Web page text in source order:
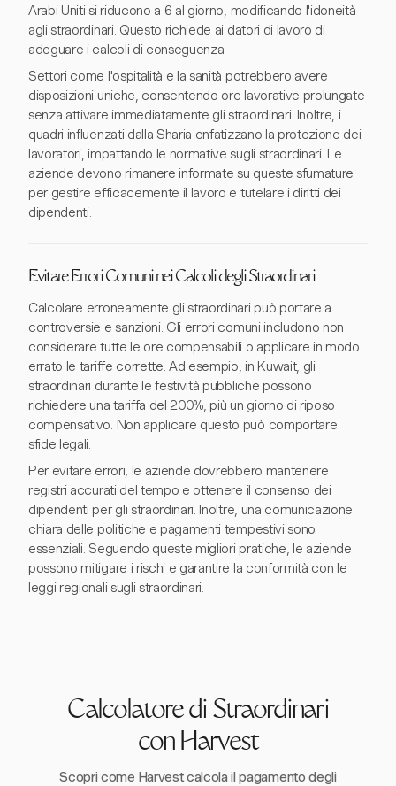
Arabi Uniti si riducono a 6 al giorno, modificando l'idoneità
agli straordinari. Questo richiede ai datori di lavoro di
adeguare i calcoli di conseguenza.
Settori come l'ospitalità e la sanità potrebbero avere
disposizioni uniche, consentendo ore lavorative prolungate
senza attivare immediatamente gli straordinari. Inoltre, i
quadri influenzati dalla Sharia enfatizzano la protezione dei
lavoratori, impattando le normative sugli straordinari. Le
aziende devono rimanere informate su queste sfumature
per gestire efficacemente il lavoro e tutelare i diritti dei
dipendenti.
Evitare Errori Comuni nei Calcoli degli Straordinari
Calcolare erroneamente gli straordinari può portare a
controversie e sanzioni. Gli errori comuni includono non
considerare tutte le ore compensabili o applicare in modo
errato le tariffe corrette. Ad esempio, in Kuwait, gli
straordinari durante le festività pubbliche possono
richiedere una tariffa del 200%, più un giorno di riposo
compensativo. Non applicare questo può comportare
sfide legali.
Per evitare errori, le aziende dovrebbero mantenere
registri accurati del tempo e ottenere il consenso dei
dipendenti per gli straordinari. Inoltre, una comunicazione
chiara delle politiche e pagamenti tempestivi sono
essenziali. Seguendo queste migliori pratiche, le aziende
possono mitigare i rischi e garantire la conformità con le
leggi regionali sugli straordinari.
Calcolatore di Straordinari
con Harvest
Scopri come Harvest calcola il pagamento degli